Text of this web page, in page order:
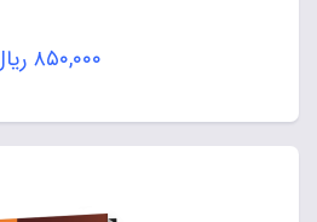
۸۵۰,۰۰۰